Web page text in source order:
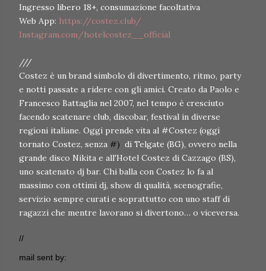
Ingresso libero 18+, consumazione facoltativa
Web App: https://costez.club/
Instagram.com/hotelcostez__official
///
Costez è un brand simbolo di divertimento, ritmo, party
e notti passate a ridere con gli amici. Creato da Paolo e
Francesco Battaglia nel 2007, nel tempo è cresciuto
facendo scatenare club, discobar, festival in diverse
regioni italiane. Oggi prende vita al #Costez (oggi
tornato Costez, senza #) di Telgate (BG), ovvero nella
grande disco Nikita e all'Hotel Costez di Cazzago (BS),
uno scatenato dj bar. Chi balla con Costez lo fa al
massimo con ottimi dj, show di qualità, scenografie,
servizio sempre curati e soprattutto con uno staff di
ragazzi che mentre lavorano si divertono… o viceversa.
//
mail sent by: